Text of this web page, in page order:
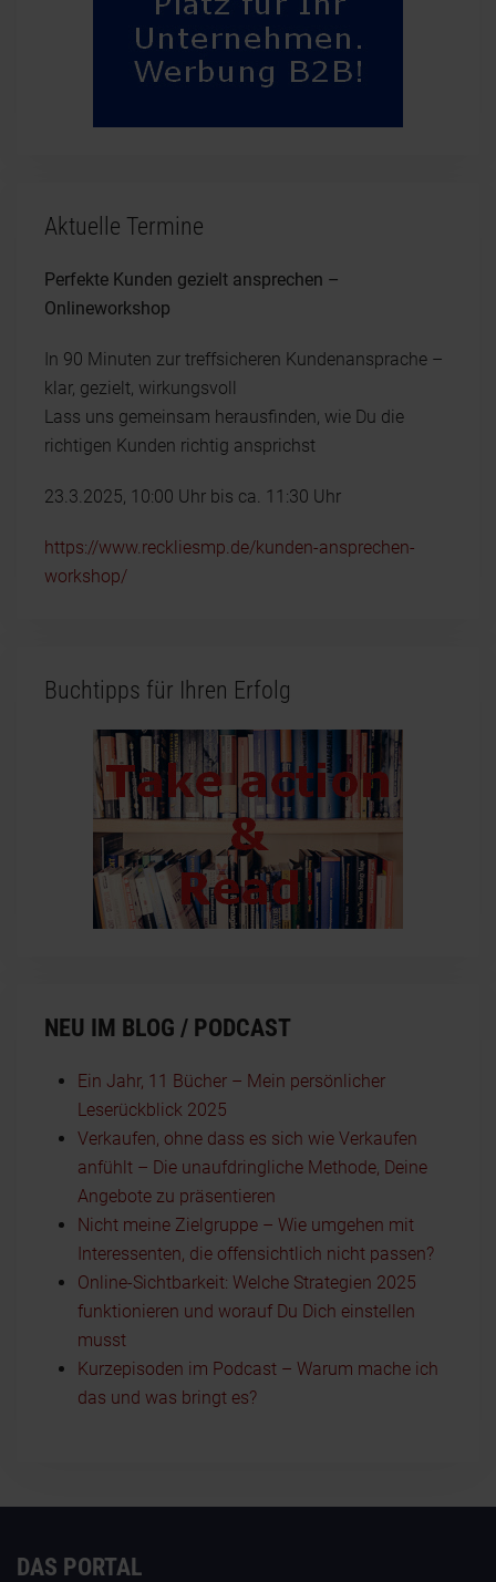
Aktuelle Termine
Perfekte Kunden gezielt ansprechen –
Onlineworkshop
In 90 Minuten zur treffsicheren Kundenansprache –
klar, gezielt, wirkungsvoll
Lass uns gemeinsam herausfinden, wie Du die
richtigen Kunden richtig ansprichst
23.3.2025, 10:00 Uhr bis ca. 11:30 Uhr
https://www.reckliesmp.de/kunden-ansprechen-
workshop/
Buchtipps für Ihren Erfolg
NEU IM BLOG / PODCAST
Ein Jahr, 11 Bücher – Mein persönlicher
Leserückblick 2025
Verkaufen, ohne dass es sich wie Verkaufen
anfühlt – Die unaufdringliche Methode, Deine
Angebote zu präsentieren
Nicht meine Zielgruppe – Wie umgehen mit
Interessenten, die offensichtlich nicht passen?
Online-Sichtbarkeit: Welche Strategien 2025
funktionieren und worauf Du Dich einstellen
musst
Kurzepisoden im Podcast – Warum mache ich
das und was bringt es?
DAS PORTAL